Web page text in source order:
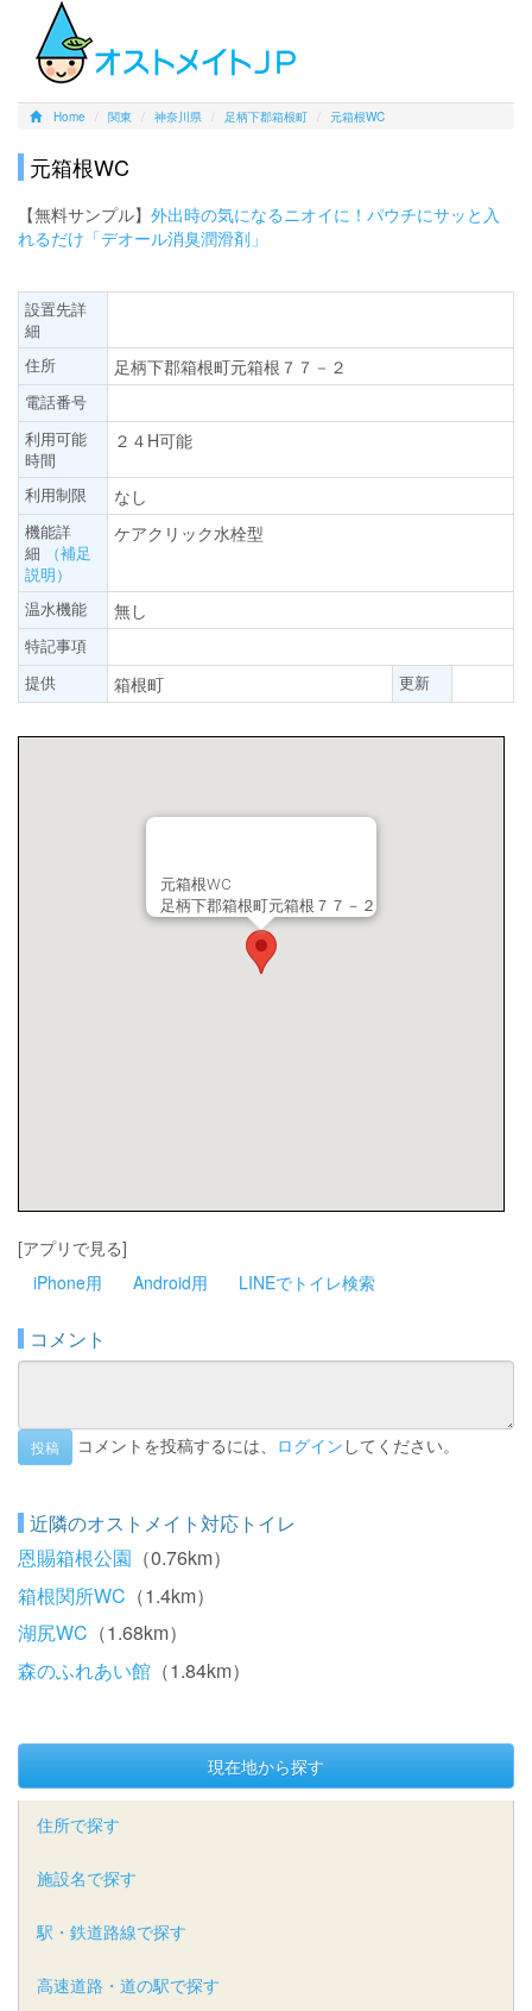
Home 関東 神奈川県 足柄下郡箱根町 元箱根WC
元箱根WC
【無料サンプル】 外出時の気になるニオイに！パウチにサッと入
れるだけ「デオール消臭潤滑剤」
設置先詳
細
住所
足柄下郡箱根町元箱根７７－２
電話番号
利用可能
時間
２４H可能
利用制限 なし
機能詳
細
（補足
説明）
ケアクリック水栓型
温水機能 無し
特記事項
提供
箱根町 更新
元箱根WC
足柄下郡箱根町元箱根７７－２
[アプリで見る]
iPhone用
Android用 LINEでトイレ検索
コメント
投稿 コメントを投稿するには、 ログイン してください。
近隣のオストメイト対応トイレ
恩賜箱根公園 （0.76km）
箱根関所WC （1.4km）
湖尻WC （1.68km）
森のふれあい館 （1.84km）
現在地から探す
住所で探す
施設名で探す
駅・鉄道路線で探す
高速道路・道の駅で探す